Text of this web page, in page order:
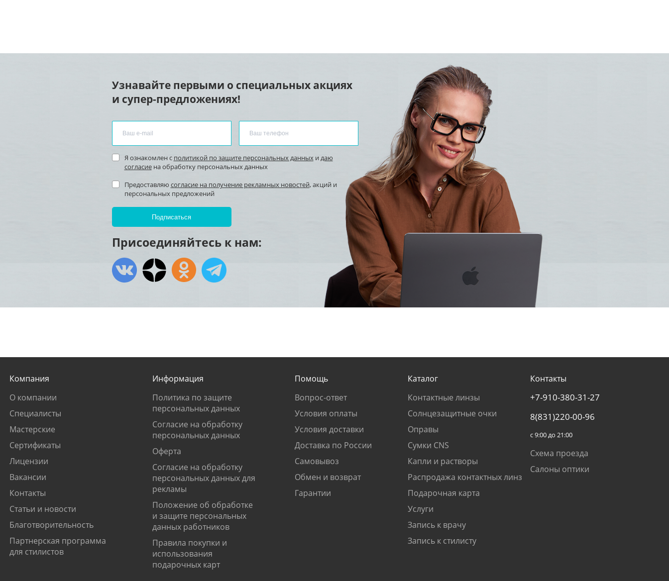
Узнавайте первыми о специальных акциях
и супер-предложениях!
Я ознакомлен с политикой по защите персональных данныхидаю
согласиена обработку персональных данных
Предоставляю согласие на получение рекламных новостей, акций и
персональных предложений
Присоединяйтесь к нам:
Компания
О компании
Специалисты
Мастерские
Сертификаты
Лицензии
Вакансии
Контакты
Статьи и новости
Благотворительность
Партнерская программа
для стилистов
Информация
Политика по защите
персональных данных
Согласие на обработку
персональных данных
Оферта
Согласие на обработку
персональных данных для
рекламы
Положение об обработке
и защите персональных
данных работников
Правила покупки и
использования
подарочных карт
Помощь
Вопрос-ответ
Условия оплаты
Условия доставки
Доставка по России
Самовывоз
Обмен и возврат
Гарантии
Каталог
Контактные линзы
Солнцезащитные очки
Оправы
Сумки CNS
Капли и растворы
Распродажа контактных линз
Подарочная карта
Услуги
Запись к врачу
Запись к стилисту
Контакты
+7-910-380-31-27
8(831)220-00-96
с 9:00 до 21:00
Схема проезда
Салоны оптики